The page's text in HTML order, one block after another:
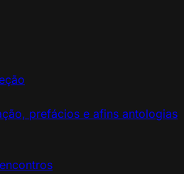
prefácios e afins antologias